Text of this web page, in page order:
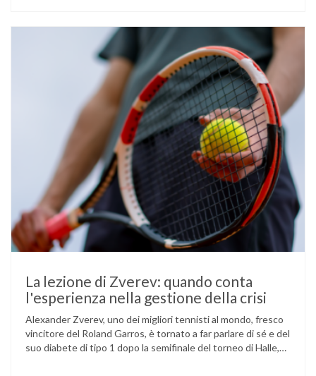
glucosio lo aveva portato …
La lezione di Zverev: quando conta
l'esperienza nella gestione della crisi
Alexander Zverev, uno dei migliori tennisti al mondo, fresco
vincitore del Roland Garros, è tornato a far parlare di sé e del
suo diabete di tipo 1 dopo la semifinale del torneo di Halle,